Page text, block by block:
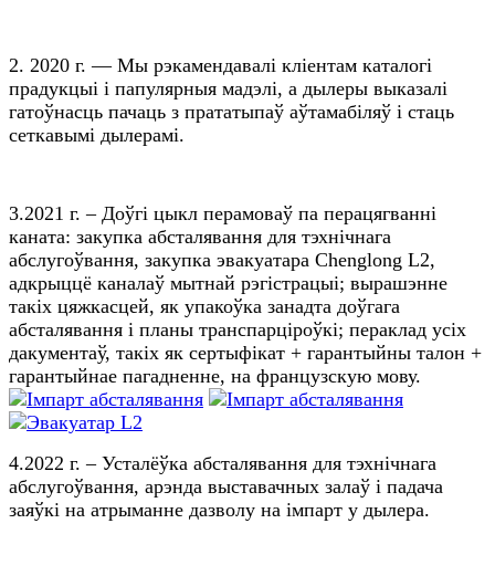
2. 2020 г. — Мы рэкамендавалі кліентам каталогі
прадукцыі і папулярныя мадэлі, а дылеры выказалі
гатоўнасць пачаць з прататыпаў аўтамабіляў і стаць
сеткавымі дылерамі.
3.2021 г. – Доўгі цыкл перамоваў па перацягванні
каната: закупка абсталявання для тэхнічнага
абслугоўвання, закупка эвакуатара Chenglong L2,
адкрыццё каналаў мытнай рэгістрацыі; вырашэнне
такіх цяжкасцей, як упакоўка занадта доўгага
абсталявання і планы транспарціроўкі; пераклад усіх
дакументаў, такіх як сертыфікат + гарантыйны талон +
гарантыйнае пагадненне, на французскую мову.
4.2022 г. – Усталёўка абсталявання для тэхнічнага
абслугоўвання, арэнда выставачных залаў і падача
заяўкі на атрыманне дазволу на імпарт у дылера.